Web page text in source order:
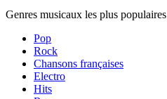
Genres musicaux les plus populaires
Pop
Rock
Chansons françaises
Electro
Hits